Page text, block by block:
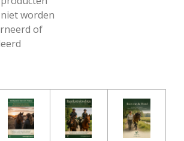
worden
of